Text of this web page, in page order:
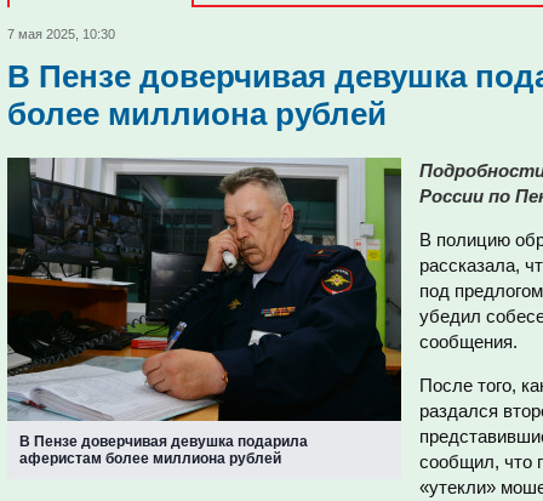
7 мая 2025, 10:30
В Пензе доверчивая девушка
более миллиона рублей
В Пензе доверчивая девушка подарила
аферистам более миллиона рублей
России по
В полицию
рассказала,
под
убедил
сообщения.
После того,
раздался
сообщил, что
«утекли»